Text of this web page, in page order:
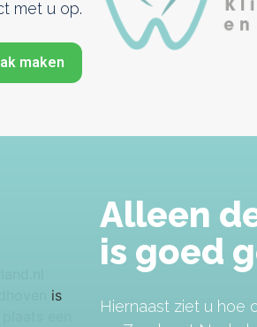
met u op.
maken
is
Alleen
is goed
Hiernaast ziet u hoe